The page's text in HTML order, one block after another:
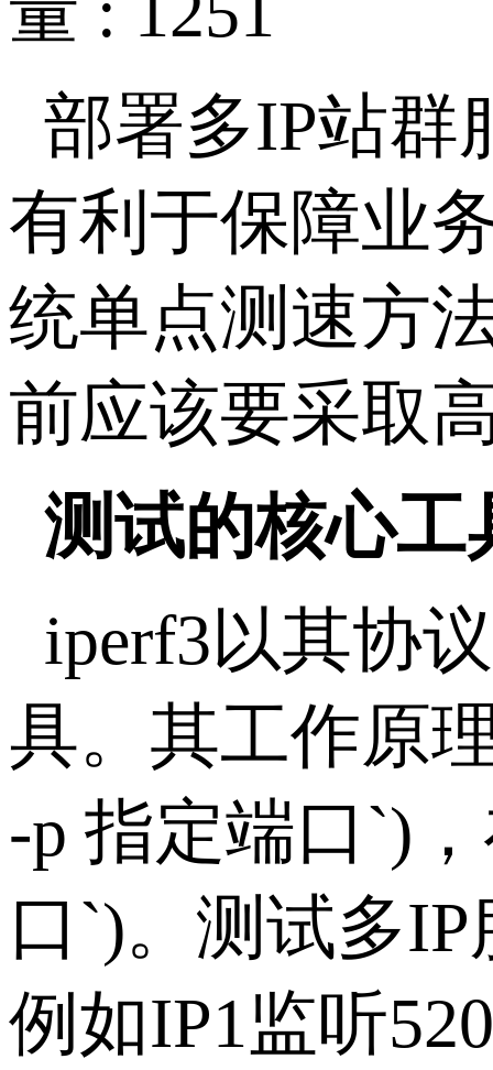
部署多IP站群
有利于保障业
统单点测速方
前应该要采取
测试的核心工
iperf3以其协
具。其工作原
-p 指定端口`)
口`)。测试多IP
例如IP1监听